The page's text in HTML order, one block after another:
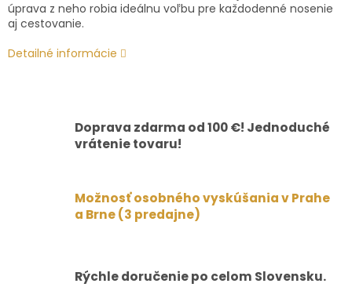
úprava z neho robia ideálnu voľbu pre každodenné nosenie
aj cestovanie.
Detailné informácie
Doprava zdarma od 100 €! Jednoduché
vrátenie tovaru!
Možnosť osobného vyskúšania v Prahe
a Brne (3 predajne)
Rýchle doručenie po celom Slovensku.